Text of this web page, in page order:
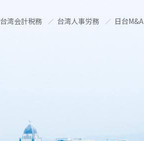
台湾会計税務 台湾人事労務 日台M&A